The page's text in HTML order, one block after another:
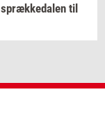
spræk­ke­da­len til